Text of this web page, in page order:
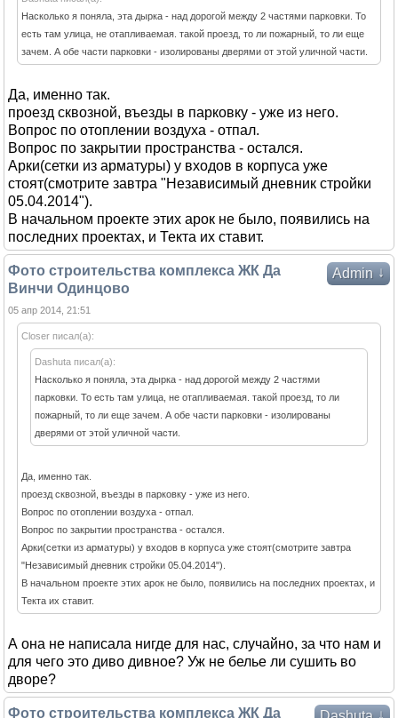
Насколько я поняла, эта дырка - над дорогой между 2 частями парковки. То
есть там улица, не отапливаемая. такой проезд, то ли пожарный, то ли еще
зачем. А обе части парковки - изолированы дверями от этой уличной части.
Да, именно так.
проезд сквозной, въезды в парковку - уже из него.
Вопрос по отоплении воздуха - отпал.
Вопрос по закрытии пространства - остался.
Арки(сетки из арматуры) у входов в корпуса уже
стоят(смотрите завтра "Независимый дневник стройки
05.04.2014").
В начальном проекте этих арок не было, появились на
последних проектах, и Текта их ставит.
Admin ↓
Фото строительства комплекса ЖК Да
Винчи Одинцово
05 апр 2014, 21:51
Closer писал(а):
Dashuta писал(а):
Насколько я поняла, эта дырка - над дорогой между 2 частями
парковки. То есть там улица, не отапливаемая. такой проезд, то ли
пожарный, то ли еще зачем. А обе части парковки - изолированы
дверями от этой уличной части.
Да, именно так.
проезд сквозной, въезды в парковку - уже из него.
Вопрос по отоплении воздуха - отпал.
Вопрос по закрытии пространства - остался.
Арки(сетки из арматуры) у входов в корпуса уже стоят(смотрите завтра
"Независимый дневник стройки 05.04.2014").
В начальном проекте этих арок не было, появились на последних проектах, и
Текта их ставит.
А она не написала нигде для нас, случайно, за что нам и
для чего это диво дивное? Уж не белье ли сушить во
дворе?
↓
Фото строительства комплекса ЖК Да